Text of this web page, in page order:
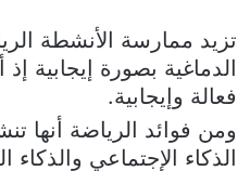
تزيد ممارسة الأنشطة
الدماغية بصورة إيجابية
فعالة وإيجابية.
ومن فوائد الرياضة أنها
الذكاء الإجتماعي والذكاء